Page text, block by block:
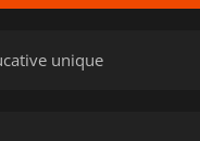
unique